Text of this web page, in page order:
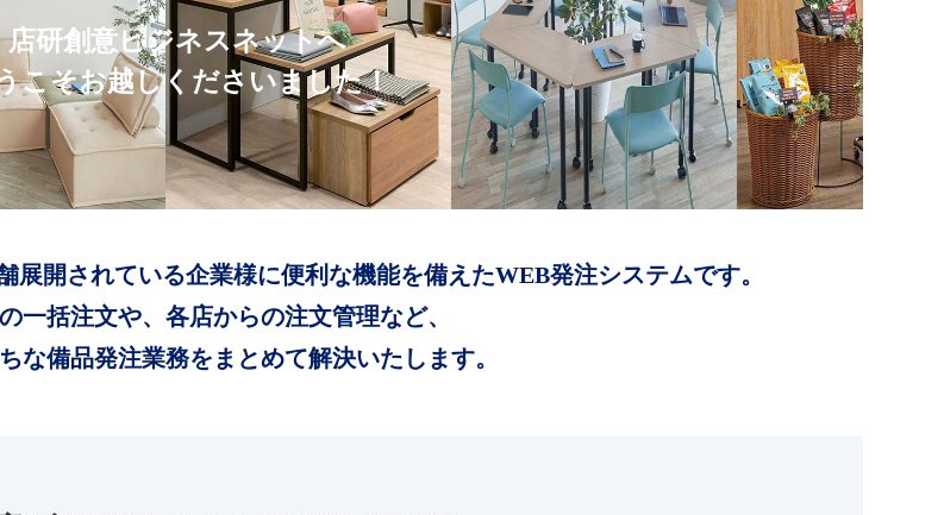
店研創意ビジネスネットへ
こそお越しくださいました！
展開されている企業様に便利な機能を備えたWEB発注システムです。
一括注文や、各店からの注文管理など、
な備品発注業務をまとめて解決いたします。